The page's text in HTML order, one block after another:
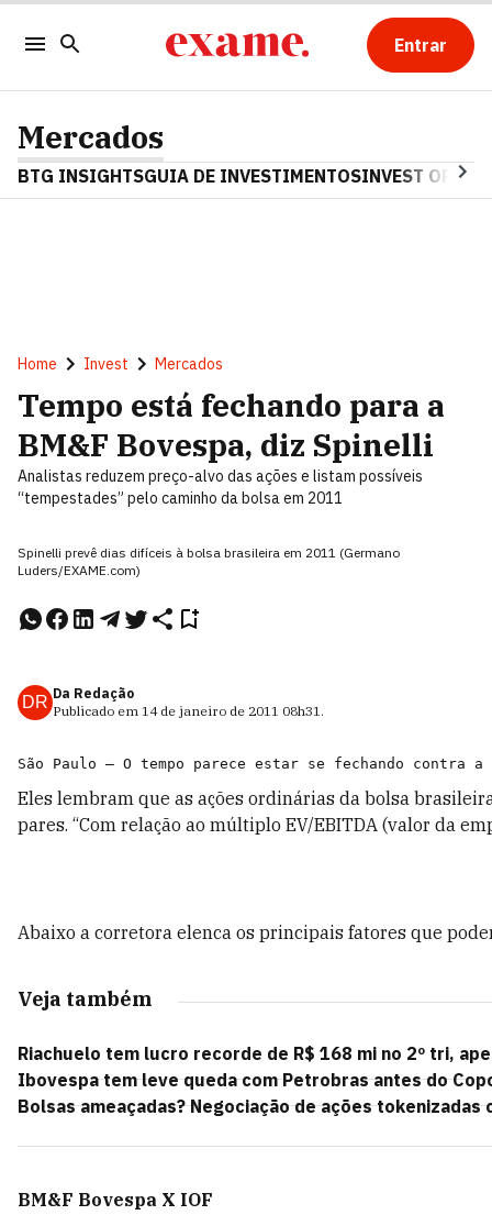
Entrar
Mercados
BTG INSIGHTSGUIA DE INVESTIMENTOSINVEST OPINA
Home Invest Mercados
Tempo está fechando para a
BM&F Bovespa, diz Spinelli
Analistas reduzem preço-alvo das ações e listam possíveis
“tempestades” pelo caminho da bolsa em 2011
Spinelli prevê dias difíceis à bolsa brasileira em 2011 (Germano
Luders/EXAME.com)
DR Da Redação
Publicado em 14 de janeiro de 2011 08h31.
Eles lembram que as ações ordinárias da bolsa
pares. “Com relação ao múltiplo EV/EBITDA (valor da
Abaixo a corretora elenca os principais fatores que
Veja também
Riachuelo tem lucro recorde de R$ 168 mi no 2º tri,
Ibovespa tem leve queda com Petrobras antes do
Bolsas ameaçadas? Negociação de ações tokenizadas
BM&F Bovespa X IOF